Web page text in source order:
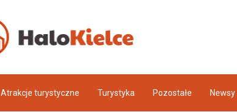
Atrakcje turystyczne Turystyka Pozostałe Newsy